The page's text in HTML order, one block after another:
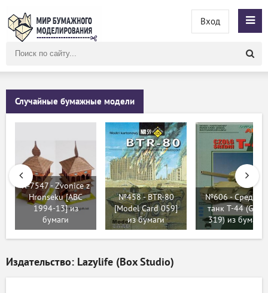
сайту
Вход
Случайные бумажные модели
№7547 - Zvonice z
Hronseku [ABC
1994-13] из
бумаги
№458 - BTR-80
[Model Card 059]
из бумаги
№606 - Средний
танк Т-44 (GPM
319) из бумаги
Издательство: Lazylife (Box Studio)